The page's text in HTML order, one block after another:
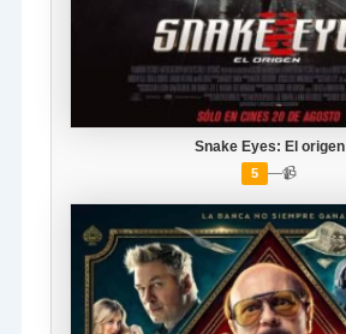
Snake Eyes: El origen
5 —📹